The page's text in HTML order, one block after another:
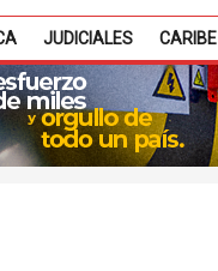
JUDICIALES CARIBE